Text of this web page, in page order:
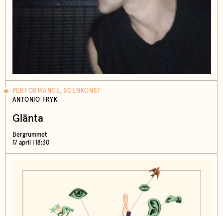
PERFORMANCE, SCENKONST
ANTONIO FRYK
Glänta
Bergrummet
17 april | 18:30